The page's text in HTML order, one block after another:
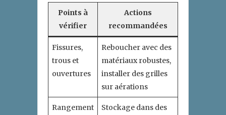
Points à
vérifier
Actions
recommandées
Fissures,
trous et
ouvertures
Reboucher avec des
matériaux robustes,
installer des grilles
sur aérations
Rangement
Stockage dans des